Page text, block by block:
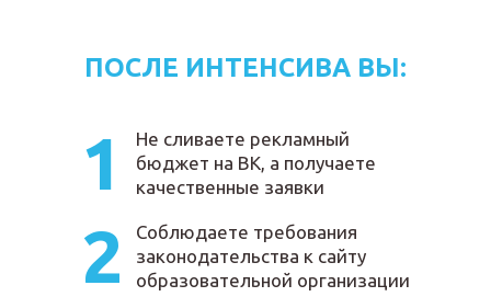
ПОСЛЕ ИНТЕНСИВА ВЫ:
Не сливаете рекламный
бюджет на ВК, а получаете
качественные заявки
Соблюдаете требования
законодательства к сайту
образовательной организации
1
2